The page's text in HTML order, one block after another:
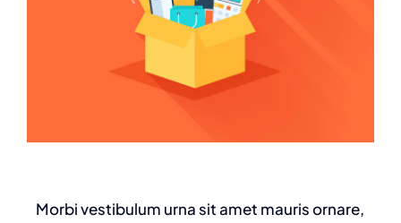
Morbi vestibulum urna sit amet mauris ornare,